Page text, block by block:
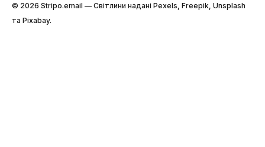
© 2026 Stripо.email — Світлини надані Pexels, Freepik, Unsplash
та Pixabay.